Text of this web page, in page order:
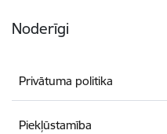
Noderīgi
Privātuma politika
Piekļūstamība